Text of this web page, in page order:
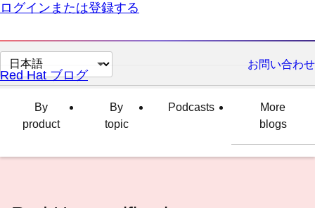
ログインまたは登録する
ペ
ー
語
お問い合わせ
Red Hat ブログ
By
product
By
topic
Podcasts
More
blogs